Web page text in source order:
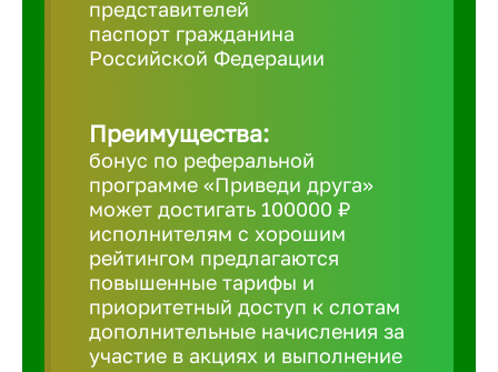
представителей
паспорт гражданина
Российской Федерации
Преимущества:
бонус по реферальной
программе «Приведи друга»
может достигать 100000 ₽
исполнителям с хорошим
рейтингом предлагаются
повышенные тарифы и
приоритетный доступ к слотам
дополнительные начисления за
участие в акциях и выполнение